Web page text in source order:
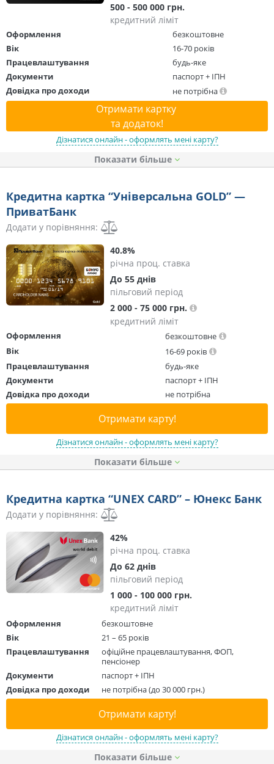
500 - 500 000 грн.
кредитний ліміт
Оформлення
безкоштовне
Вік
16-70 років
Працевлаштування
будь-яке
Документи
паспорт + ІПН
Довідка про доходи
не потрібна
Отримати картку
та додаток!
Дізнатися онлайн - оформлять мені карту?
Показати
Кредитна картка “Універсальна GOLD” —
ПриватБанк
Додати у порівняння:
40.8%
річна проц. ставка
До 55 днів
пільговий період
2 000 - 75 000 грн.
кредитний ліміт
Оформлення
безкоштовне
Вік
16-69 років
Працевлаштування
будь-яке
Документи
паспорт + ІПН
Довідка про доходи
не потрібна
Отримати карту!
Дізнатися онлайн - оформлять мені карту?
Показати
Кредитна картка “UNEX CARD” – Юнекс Банк
Додати у порівняння:
42%
річна проц. ставка
До 62 днів
пільговий період
1 000 - 100 000 грн.
кредитний ліміт
Оформлення
безкоштовне
Вік
21 – 65 років
Працевлаштування
офіційне працевлаштування, ФОП,
пенсіонер
Документи
паспорт + ІПН
Довідка про доходи
не потрібна (до 30 000 грн.)
Отримати карту!
Дізнатися онлайн - оформлять мені карту?
Показати